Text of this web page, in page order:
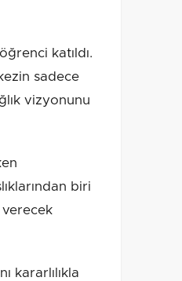
katıldı.
sadece
vizyonunu
biri
kararlılıkla